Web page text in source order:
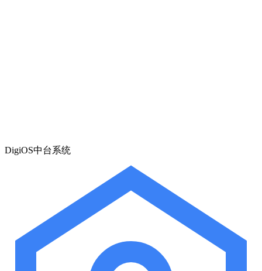
DigiOS中台系统